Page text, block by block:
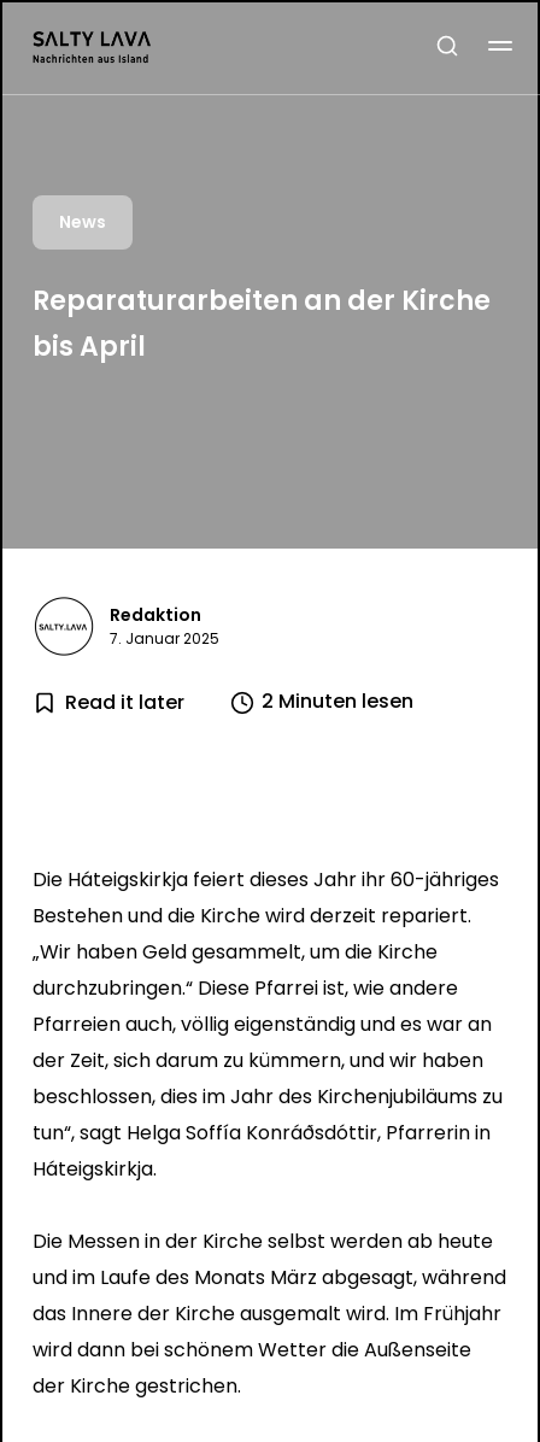
News
Reparaturarbeiten an der Kirche
bis April
Redaktion
7. Januar 2025
Read it later 2 Minuten lesen
Die Háteigskirkja feiert dieses Jahr ihr 60-jähriges
Bestehen und die Kirche wird derzeit repariert.
„Wir haben Geld gesammelt, um die Kirche
durchzubringen.“ Diese Pfarrei ist, wie andere
Pfarreien auch, völlig eigenständig und es war an
der Zeit, sich darum zu kümmern, und wir haben
beschlossen, dies im Jahr des Kirchenjubiläums zu
tun“, sagt Helga Soffía Konráðsdóttir, Pfarrerin in
Háteigskirkja.
Die Messen in der Kirche selbst werden ab heute
und im Laufe des Monats März abgesagt, während
das Innere der Kirche ausgemalt wird. Im Frühjahr
wird dann bei schönem Wetter die Außenseite
der Kirche gestrichen.